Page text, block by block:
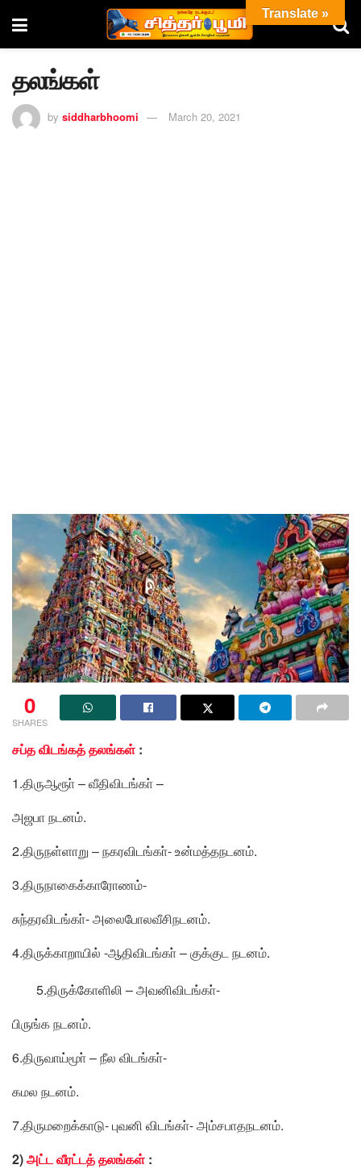
தலங்கள்
by siddharbhoomi March 20, 2021
0
SHARES
சப்த விடங்கத் தலங்கள் :
1.திருஆரூா் – வீதிவிடங்கா் –
அஜபா நடனம்.
2.திருநள்ளாறு – நகரவிடங்கா்- உன்மத்தநடனம்.
3.திருநாகைக்காரோணம்-
சுந்தரவிடங்கா்- அலைபோலவீசிநடனம்.
4.திருக்காறாயில் -ஆதிவிடங்கா் – குக்குட நடனம்.
5.திருக்கோளிலி – அவனிவிடங்கா்-
பிருங்க நடனம்.
6.திருவாய்மூா் – நீல விடங்கா்-
கமல நடனம்.
7.திருமறைக்காடு- புவனி விடங்கா்- அம்சபாதநடனம்.
2)அட்ட வீரட்டத் தலங்கள் :
Translate »